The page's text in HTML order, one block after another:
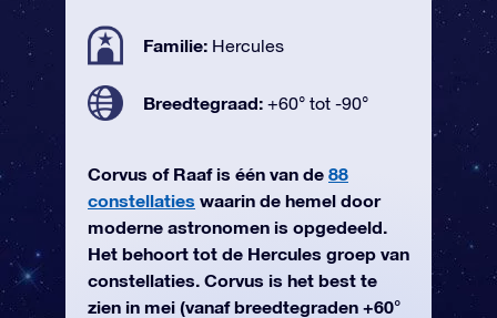
Familie: Hercules
Breedtegraad: +60° tot -90°
Corvus of Raaf is één van de 88
constellaties waarin de hemel door
moderne astronomen is opgedeeld.
Het behoort tot de Hercules groep van
constellaties. Corvus is het best te
zien in mei (vanaf breedtegraden +60°